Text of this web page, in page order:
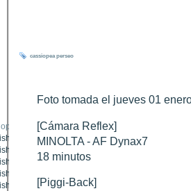
oposición 2020".
" Saturno 20 noviembre 2003".
" Júpiter 2010
" Oposición Marte 30 de octubre 2020
"
" Marte oposición octubre 2020 vs NASA
cassiopea perseo
Foto tomada el jueves 01
[Cámara Reflex]
MINOLTA - AF Dynax7
18 minutos
[Piggi-Back]